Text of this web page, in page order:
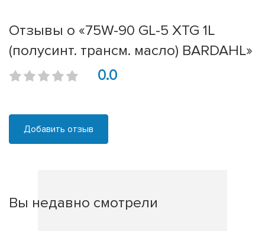
Отзывы о «75W-90 GL-5 XTG 1L
(полусинт. трансм. масло) BARDAHL»
0.0
Добавить отзыв
Вы недавно смотрели